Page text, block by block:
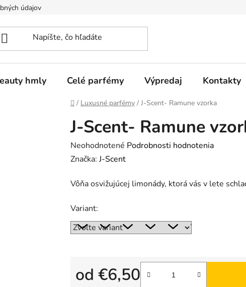
údajov
hmly Celé parfémy Výpredaj Kontakty
Domov
/ Luxusné parfémy / J-Scent- Ramune vzorka
J-Scent- Ramune
Priemerné
hodnotenie
je
z
5
Neohodnotené Podrobnosti hodnotenia
Značka:J-Scent
Vôňa osvižujúcej limonády, ktorá vás v lete
Variant:
od €6,50